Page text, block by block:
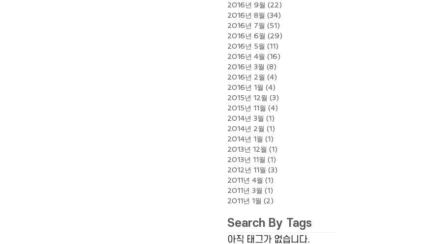
2016년 9월 (22)
2016년 8월 (34)
2016년 7월 (51)
2016년 6월 (29)
2016년 5월 (11)
2016년 4월 (16)
2016년 3월 (8)
2016년 2월 (4)
2016년 1월 (4)
2015년 12월 (3)
2015년 11월 (4)
2014년 3월 (1)
2014년 2월 (1)
2014년 1월 (1)
2013년 12월 (1)
2013년 11월 (1)
2012년 11월 (3)
2011년 4월 (1)
2011년 3월 (1)
2011년 1월 (2)
Search By Tags
아직 태그가 없습니다.